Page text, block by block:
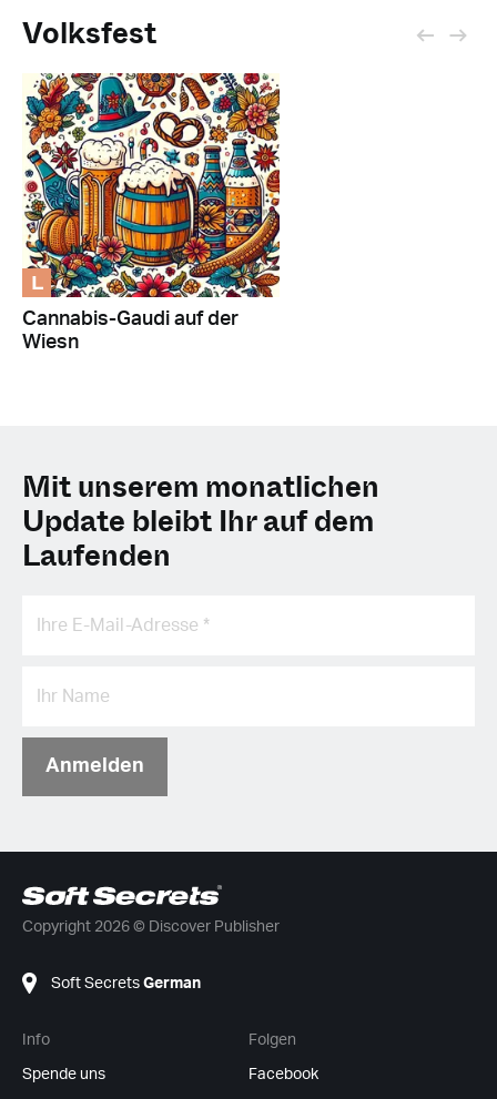
Volksfest
L
Cannabis-Gaudi auf der
Wiesn
Mit unserem monatlichen
Update bleibt Ihr auf dem
Laufenden
Anmelden
Copyright 2026 © Discover Publisher
Soft Secrets German
Info
Spende uns
Folgen
Facebook